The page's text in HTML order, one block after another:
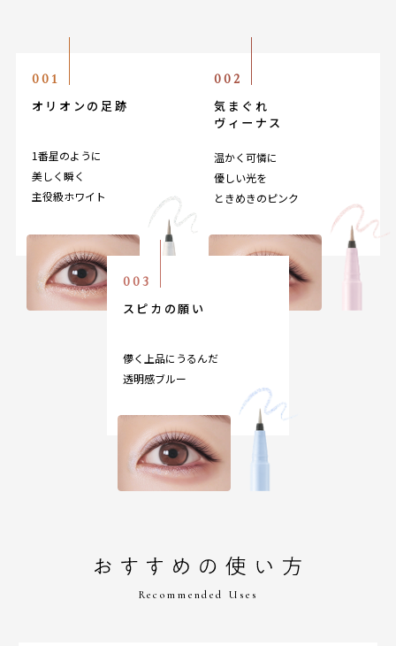
001
オリオンの足跡
1番星のように
美しく瞬く
主役級ホワイト
002
気まぐれ
ヴィーナス
温かく可憐に
優しい光を
ときめきのピンク
003
スピカの願い
儚く上品にうるんだ
透明感ブルー
Recommended Uses